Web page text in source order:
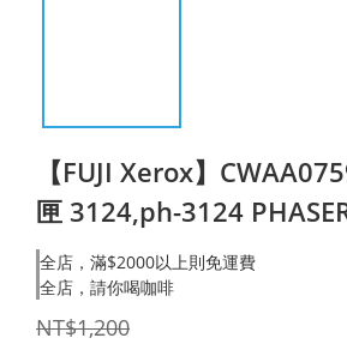
【FUJI Xerox】
匣 3124,ph-3124
全店，滿$2000以上則免運費
全店，請你喝咖啡
NT$1,200